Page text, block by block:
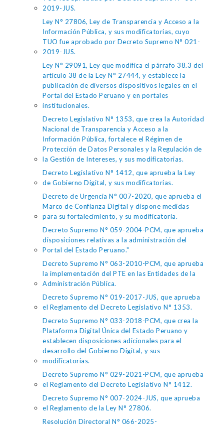
2019-JUS.
Ley N° 27806, Ley de Transparencia y Acceso a la
Información Pública, y sus modificatorias, cuyo
TUO fue aprobado por Decreto Supremo N° 021-
2019-JUS.
Ley N° 29091, Ley que modifica el párrafo 38.3 del
artículo 38 de la Ley N° 27444, y establece la
publicación de diversos dispositivos legales en el
Portal del Estado Peruano y en portales
institucionales.
Decreto Legislativo N° 1353, que crea la Autoridad
Nacional de Transparencia y Acceso a la
Información Pública, fortalece el Régimen de
Protección de Datos Personales y la Regulación de
la Gestión de Intereses, y sus modificatorias.
Decreto Legislativo N° 1412, que aprueba la Ley
de Gobierno Digital, y sus modificatorias.
Decreto de Urgencia N° 007-2020, que aprueba el
Marco de Confianza Digital y dispone medidas
para su fortalecimiento, y su modificatoria.
Decreto Supremo N° 059-2004-PCM, que aprueba
disposiciones relativas a la administración del
Portal del Estado Peruano."
Decreto Supremo N° 063-2010-PCM, que aprueba
la implementación del PTE en las Entidades de la
Administración Pública.
Decreto Supremo N° 019-2017-JUS, que aprueba
el Reglamento del Decreto Legislativo N° 1353.
Decreto Supremo N° 033-2018-PCM, que crea la
Plataforma Digital Única del Estado Peruano y
establecen disposiciones adicionales para el
desarrollo del Gobierno Digital, y sus
modificatorias.
Decreto Supremo N° 029-2021-PCM, que aprueba
el Reglamento del Decreto Legislativo N° 1412.
Decreto Supremo N° 007-2024-JUS, que aprueba
el Reglamento de la Ley N° 27806.
Resolución Directoral N° 066-2025-